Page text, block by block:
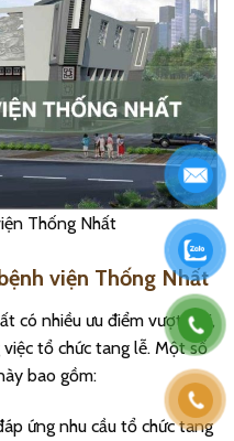
Thống Nhất
viện Thống Nhất
có nhiều ưu điểm vượt trội,
tổ chức tang lễ. Một số
bao gồm:
ứng nhu cầu tổ chức tang